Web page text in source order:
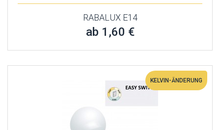
RABALUX E14
ab 1,60 €
KELVIN-ÄNDERUNG